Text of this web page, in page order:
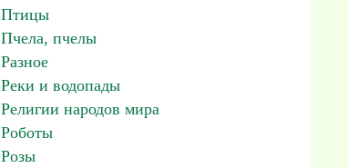
Птицы
Пчела, пчелы
Разное
Реки и водопады
Религии народов мира
Роботы
Розы